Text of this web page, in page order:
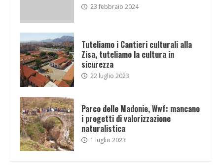
23 febbraio 2024
Tuteliamo i Cantieri culturali alla
Zisa, tuteliamo la cultura in
sicurezza
22 luglio 2023
Parco delle Madonie, Wwf: mancano
i progetti di valorizzazione
naturalistica
1 luglio 2023